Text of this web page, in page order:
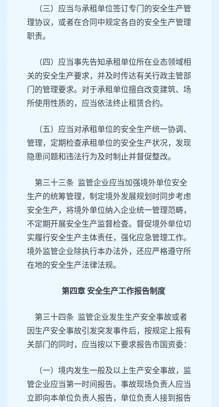
（三）应当与承租单位签订专门的安全生产管
理协议，或者在合同中规定各自的安全生产管理
职责。
（四）应当事先告知承租单位所在业态领域相
关的安全生产要求，并及时传达有关行政主管部
门的管理要求。对于承租单位擅自改变建筑、场
所使用性质的，应当依法终止租赁合约。
（五）应当对承租单位的安全生产统一协调、
管理，定期检查承租单位的安全生产状况，发现
隐患问题和违法行为及时制止并督促整改。
第三十三条 监管企业应当加强境外单位安全
生产的统筹管理，制定境外发展规划时同步考虑
安全生产，将境外单位纳入企业统一管理范畴，
不定期开展安全生产监督检查。督促境外单位切
实履行安全生产主体责任，强化应急管理工作。
境外监管企业除执行本办法外，还应严格遵守所
在地的安全生产法律法规。
第四章 安全生产工作报告制度
第三十四条 监管企业发生生产安全事故或者
因生产安全事故引发突发事件后，按规定上报有
关部门的同时，应当按以下要求报告市国资委：
（一）境内发生一般及以上生产安全事故，监
管企业应当第一时间报告。事故现场负责人应当
立即向本单位负责人报告，单位负责人接到报告